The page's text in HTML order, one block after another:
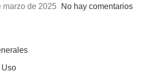
marzo de 2025
No hay comentarios
Uso